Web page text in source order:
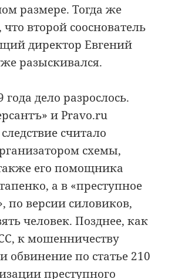
размере. Тогда же
второй сооснователь
директор Евгений
разыскивался.
года дело разрослось.
и Pravo.ru
считало
схемы,
его помощника
а в «преступное
по версии силовиков,
человек. Позднее, как
к мошенничеству
обвинение по статье 210
преступного